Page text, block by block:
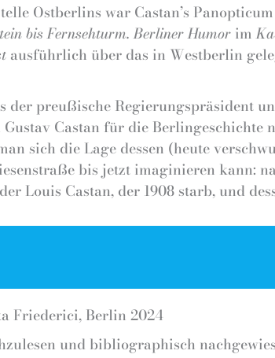
Ostberlins war Castan’s
bis Fernsehturm. Berliner Humor im
ausführlich über das in Westberlin
der preußische Regierungspräsident
Gustav Castan für die
sich die Lage dessen (heute
bis jetzt imaginieren kann:
Louis Castan, der 1908 starb, und
Friederici, Berlin 2024
und bibliographisch